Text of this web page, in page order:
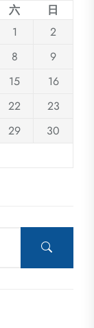
六
日
1
2
8
9
15
16
22
23
29
30